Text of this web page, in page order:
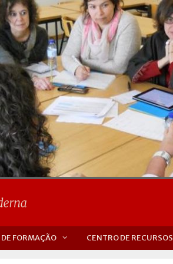
FORMAÇÃO CENTRO DE RECURSOS